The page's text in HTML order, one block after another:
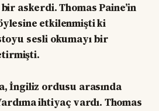
askerdi. Thomas Paine’in
etkilenmişti ki
sesli okumayı bir
İngiliz ordusu arasında
ihtiyaç vardı. Thomas